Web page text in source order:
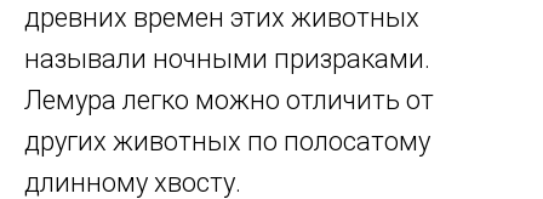
древних времен этих животных
называли ночными призраками.
Лемура легко можно отличить от
других животных по полосатому
длинному хвосту.